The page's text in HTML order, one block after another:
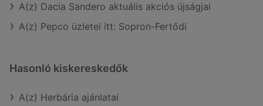
A(z) Dacia Sandero aktuális akciós újságjai
A(z) Pepco üzletei itt: Sopron-Fertődi
Hasonló kiskereskedők
A(z) Herbária ajánlatai